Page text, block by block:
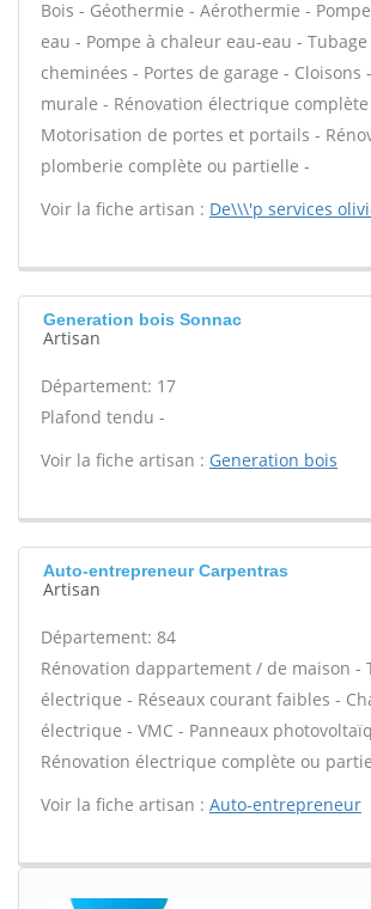
Bois - Géothermie - Aérothermie -
eau - Pompe à chaleur eau-eau -
cheminées - Portes de garage - Cloisons
murale - Rénovation électrique
Motorisation de portes et portails -
plomberie complète ou partielle -
Voir la fiche artisan : De\\\'p services
Generation bois Sonnac
Artisan
Département: 17
Plafond tendu -
Voir la fiche artisan : Generation bois
Auto-entrepreneur Carpentras
Artisan
Département: 84
Rénovation dappartement / de maison -
électrique - Réseaux courant faibles -
électrique - VMC - Panneaux
Rénovation électrique complète ou
Voir la fiche artisan : Auto-entrepreneur